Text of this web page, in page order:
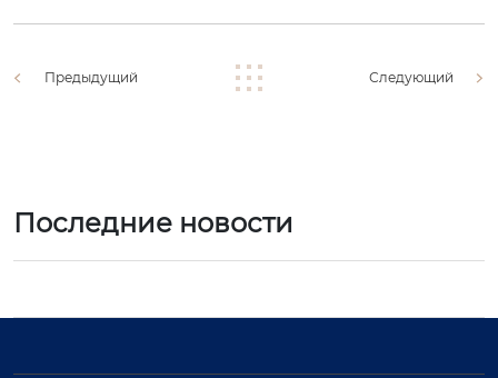
Предыдущий Следующий
Последние новости